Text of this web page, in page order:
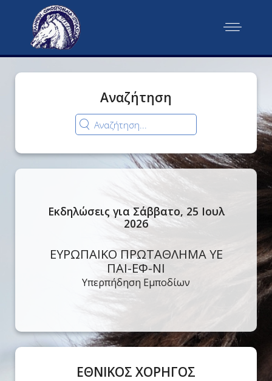
Αναζήτηση
Εκδηλώσεις για Σάββατο, 25 Ιουλ
2026
ΕΥΡΩΠΑΙΚΟ ΠΡΩΤΑΘΛΗΜΑ ΥΕ
ΠΑΙ-ΕΦ-ΝΙ
Υπερπήδηση Εμποδίων
ΕΘΝΙΚΟΣ ΧΟΡΗΓΟΣ